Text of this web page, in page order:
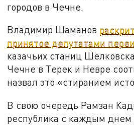
городов в Чечне.
Владимир Шаманов
принятое депутатами
казачьих станиц
Чечне в Терек и Невре
назвал это «стиранием
В свою очередь Рамзан
республика с каждым днем